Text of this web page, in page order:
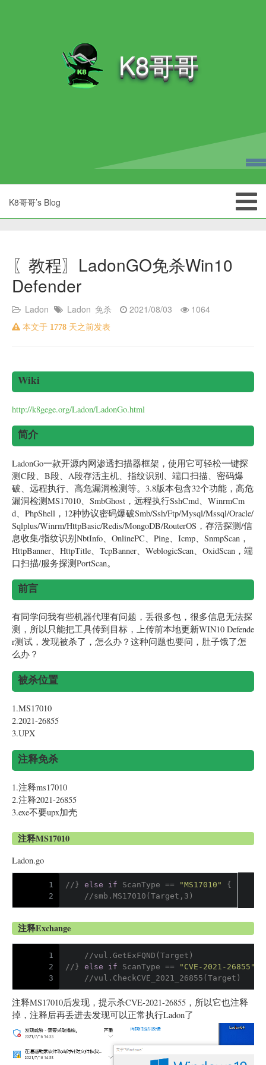
K8哥哥
K8哥哥’s Blog
〖教程〗LadonGO免杀Win10
Defender
Ladon Ladon 免杀 2021/08/03 1064
本文于 1778 天之前发表
Wiki
http://k8gege.org/Ladon/LadonGo.html
简介
LadonGo一款开源内网渗透扫描器框架，使用它可轻松一键探
测C段、B段、A段存活主机、指纹识别、端口扫描、密码爆
破、远程执行、高危漏洞检测等。3.8版本包含32个功能，高危
漏洞检测MS17010、SmbGhost，远程执行SshCmd、WinrmCm
d、PhpShell，12种协议密码爆破Smb/Ssh/Ftp/Mysql/Mssql/Oracle/
Sqlplus/Winrm/HttpBasic/Redis/MongoDB/RouterOS，存活探测/信
息收集/指纹识别NbtInfo、OnlinePC、Ping、Icmp、SnmpScan，
HttpBanner、HttpTitle、TcpBanner、WeblogicScan、OxidScan，端
口扫描/服务探测PortScan。
前言
有同学问我有些机器代理有问题，丢很多包，很多信息无法探
测，所以只能把工具传到目标，上传前本地更新WIN10 Defende
r测试，发现被杀了，怎么办？这种问题也要问，肚子饿了怎
么办？
被杀位置
1.MS17010
2.2021-26855
3.UPX
注释免杀
1.注释ms17010
2.注释2021-26855
3.exe不要upx加壳
注释MS17010
Ladon.go
1
2
//} else if ScanType == "MS17010"
{
    //smb.MS17010(Target,3)
注释Exchange
1
2
3
    //vul.GetExFQND(Target)
//} else if ScanType == "CVE-2021-26855"
    //vul.CheckCVE_2021_26855(Target)
注释MS17010后发现，提示杀CVE-2021-26855，所以它也注释
掉，注释后再丢进去发现可以正常执行Ladon了